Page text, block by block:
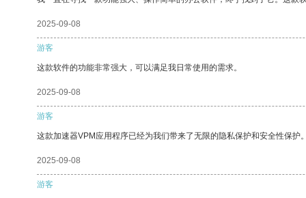
2025-09-08
游客
这款软件的功能非常强大，可以满足我日常使用的需求。
2025-09-08
游客
这款加速器VPM应用程序已经为我们带来了无限的隐私保护和安全性保护
2025-09-08
游客